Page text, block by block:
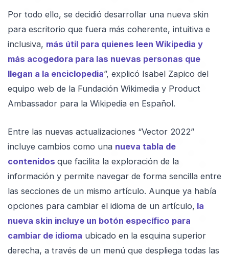
Por todo ello, se decidió desarrollar una nueva skin
para escritorio que fuera más coherente, intuitiva e
inclusiva, más útil para quienes leen Wikipedia y
más acogedora para las nuevas personas que
llegan a la enciclopedia”, explicó Isabel Zapico del
equipo web de la Fundación Wikimedia y Product
Ambassador para la Wikipedia en Español.
Entre las nuevas actualizaciones “Vector 2022”
incluye cambios como una nueva tabla de
contenidos que facilita la exploración de la
información y permite navegar de forma sencilla entre
las secciones de un mismo artículo. Aunque ya había
opciones para cambiar el idioma de un artículo, la
nueva skin incluye un botón específico para
cambiar de idioma ubicado en la esquina superior
derecha, a través de un menú que despliega todas las